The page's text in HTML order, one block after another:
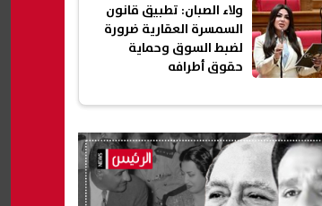
ولاء الصبان: تطبيق قانون
السمسرة العقارية ضرورة
لضبط السوق وحماية
حقوق أطرافه